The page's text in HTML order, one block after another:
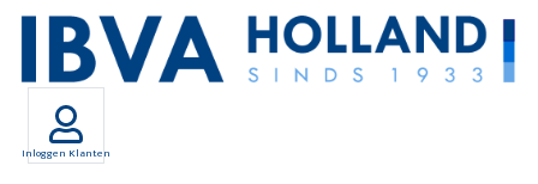
Inloggen Klanten